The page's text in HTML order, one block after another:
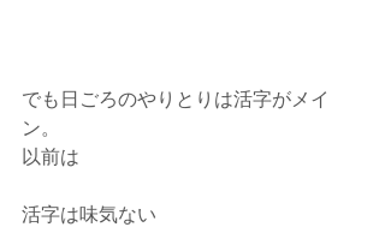
でも日ごろのやりとりは活字がメイ
ン。
以前は
活字は味気ない